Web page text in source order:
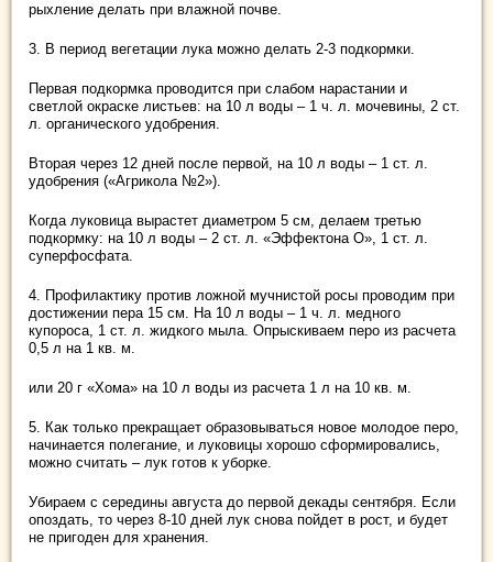
рыхление делать при влажной почве.
3. В период вегетации лука можно делать 2-3 подкормки.
Первая подкормка проводится при слабом нарастании и
светлой окраске листьев: на 10 л воды – 1 ч. л. мочевины, 2 ст.
л. органического удобрения.
Вторая через 12 дней после первой, на 10 л воды – 1 ст. л.
удобрения («Агрикола №2»).
Когда луковица вырастет диаметром 5 см, делаем третью
подкормку: на 10 л воды – 2 ст. л. «Эффектона О», 1 ст. л.
суперфосфата.
4. Профилактику против ложной мучнистой росы проводим при
достижении пера 15 см. На 10 л воды – 1 ч. л. медного
купороса, 1 ст. л. жидкого мыла. Опрыскиваем перо из расчета
0,5 л на 1 кв. м.
или 20 г «Хома» на 10 л воды из расчета 1 л на 10 кв. м.
5. Как только прекращает образовываться новое молодое перо,
начинается полегание, и луковицы хорошо сформировались,
можно считать – лук готов к уборке.
Убираем с середины августа до первой декады сентября. Если
опоздать, то через 8-10 дней лук снова пойдет в рост, и будет
не пригоден для хранения.